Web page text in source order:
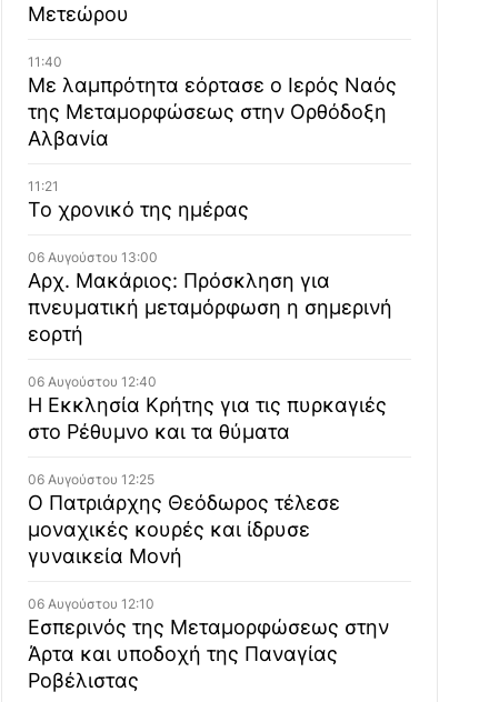
Μετεώρου
11:40
Με λαμπρότητα εόρτασε ο Ιερός Ναός
της Μεταμορφώσεως στην Ορθόδοξη
Αλβανία
11:21
Το χρονικό της ημέρας
06 Αυγούστου 13:00
Αρχ. Μακάριος: Πρόσκληση για
πνευματική μεταμόρφωση η σημερινή
εορτή
06 Αυγούστου 12:40
Η Εκκλησία Κρήτης για τις πυρκαγιές
στο Ρέθυμνο και τα θύματα
06 Αυγούστου 12:25
Ο Πατριάρχης Θεόδωρος τέλεσε
μοναχικές κουρές και ίδρυσε
γυναικεία Μονή
06 Αυγούστου 12:10
Εσπερινός της Μεταμορφώσεως στην
Άρτα και υποδοχή της Παναγίας
Ροβέλιστας